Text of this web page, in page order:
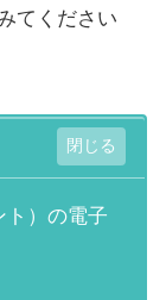
てください
ト）の電子